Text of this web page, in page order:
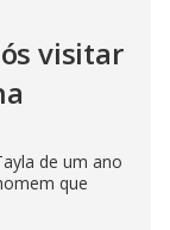
visitar
de um ano
que